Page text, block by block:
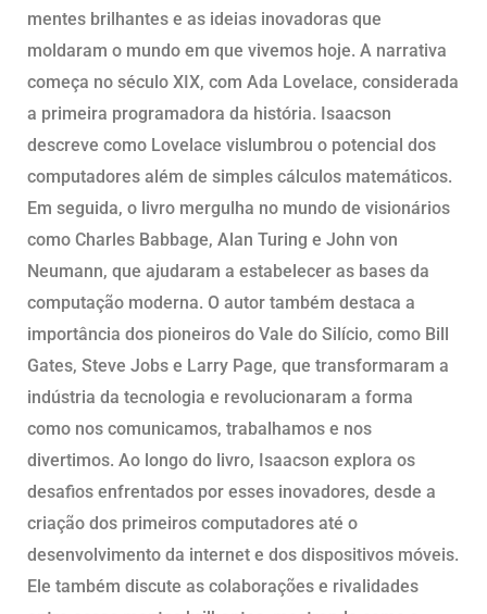
mentes brilhantes e as ideias inovadoras que
moldaram o mundo em que vivemos hoje. A narrativa
começa no século XIX, com Ada Lovelace, considerada
a primeira programadora da história. Isaacson
descreve como Lovelace vislumbrou o potencial dos
computadores além de simples cálculos matemáticos.
Em seguida, o livro mergulha no mundo de visionários
como Charles Babbage, Alan Turing e John von
Neumann, que ajudaram a estabelecer as bases da
computação moderna. O autor também destaca a
importância dos pioneiros do Vale do Silício, como Bill
Gates, Steve Jobs e Larry Page, que transformaram a
indústria da tecnologia e revolucionaram a forma
como nos comunicamos, trabalhamos e nos
divertimos. Ao longo do livro, Isaacson explora os
desafios enfrentados por esses inovadores, desde a
criação dos primeiros computadores até o
desenvolvimento da internet e dos dispositivos móveis.
Ele também discute as colaborações e rivalidades